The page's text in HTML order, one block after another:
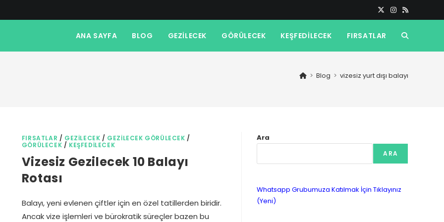
ANA SAYFA BLOG GEZILECEK GÖRÜLECEK KEŞFEDILECEK FIRSATLAR TOGGLE
> Blog > vizesiz yurt dışı balayı
FIRSATLAR / GEZILECEK / GEZILECEK GÖRÜLECEK /
GÖRÜLECEK / KEŞFEDILECEK
Vizesiz Gezilecek 10 Balayı
Rotası
Balayı, yeni evlenen çiftler için en özel tatillerden biridir.
Ancak vize işlemleri ve bürokratik süreçler bazen bu
Ara
ARA
Whatsapp Grubumuza Katılmak İçin Tıklayınız
(Yeni)